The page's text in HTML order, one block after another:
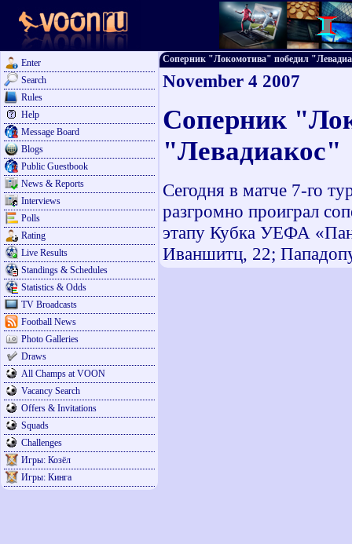
Enter
Search
Rules
Help
Message Board
Blogs
Public Guestbook
News & Reports
Interviews
Polls
Rating
Live Results
Standings & Schedules
Statistics & Odds
TV Broadcasts
Football News
Photo Galleries
Draws
All Champs at VOON
Vacancy Search
Offers & Invitations
Squads
Challenges
Игры: Козёл
Игры: Кинга
Соперник "Локомотива" победил
November 4 2007
Соперник
"Левадиакос"
Сегодня в матче 7-го
разгромно проиграл
этапу Кубка УЕФА
Иваншитц, 22;